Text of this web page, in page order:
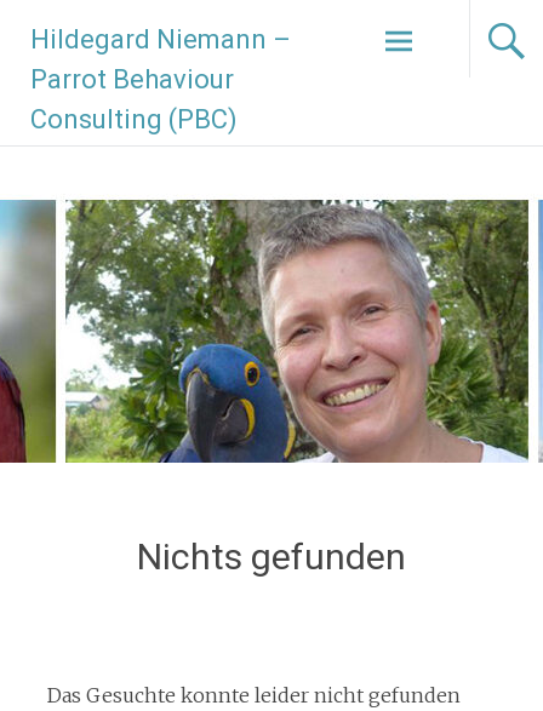
Inhalt
springen
Hildegard Niemann –
Parrot Behaviour
Consulting (PBC)
Nichts gefunden
Das Gesuchte konnte leider nicht gefunden